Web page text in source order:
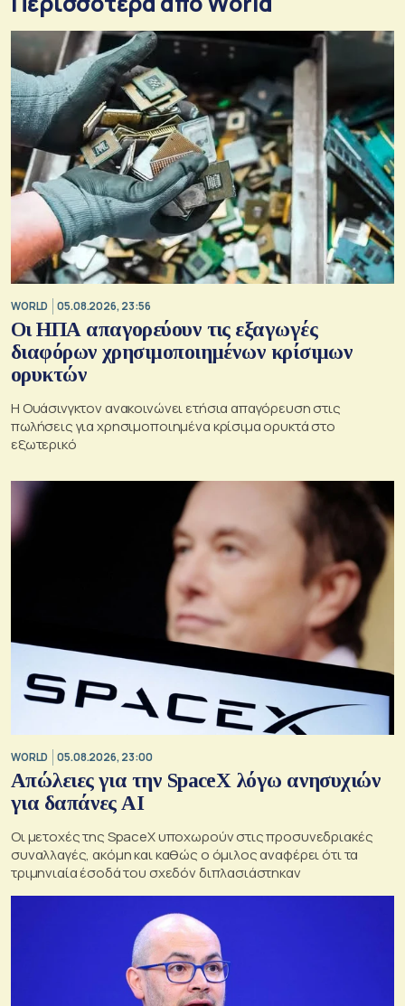
WORLD 05.08.2026, 23:56
Οι ΗΠΑ απαγορεύουν τις εξαγωγές
διαφόρων χρησιμοποιημένων κρίσιμων
ορυκτών
Η Ουάσινγκτον ανακοινώνει ετήσια απαγόρευση στις
πωλήσεις για χρησιμοποιημένα κρίσιμα ορυκτά στο
εξωτερικό
WORLD 05.08.2026, 23:00
Απώλειες για την SpaceX λόγω ανησυχιών
για δαπάνες ΑΙ
Οι μετοχές της SpaceX υποχωρούν στις προσυνεδριακές
συναλλαγές, ακόμη και καθώς ο όμιλος αναφέρει ότι τα
τριμηνιαία έσοδά του σχεδόν διπλασιάστηκαν